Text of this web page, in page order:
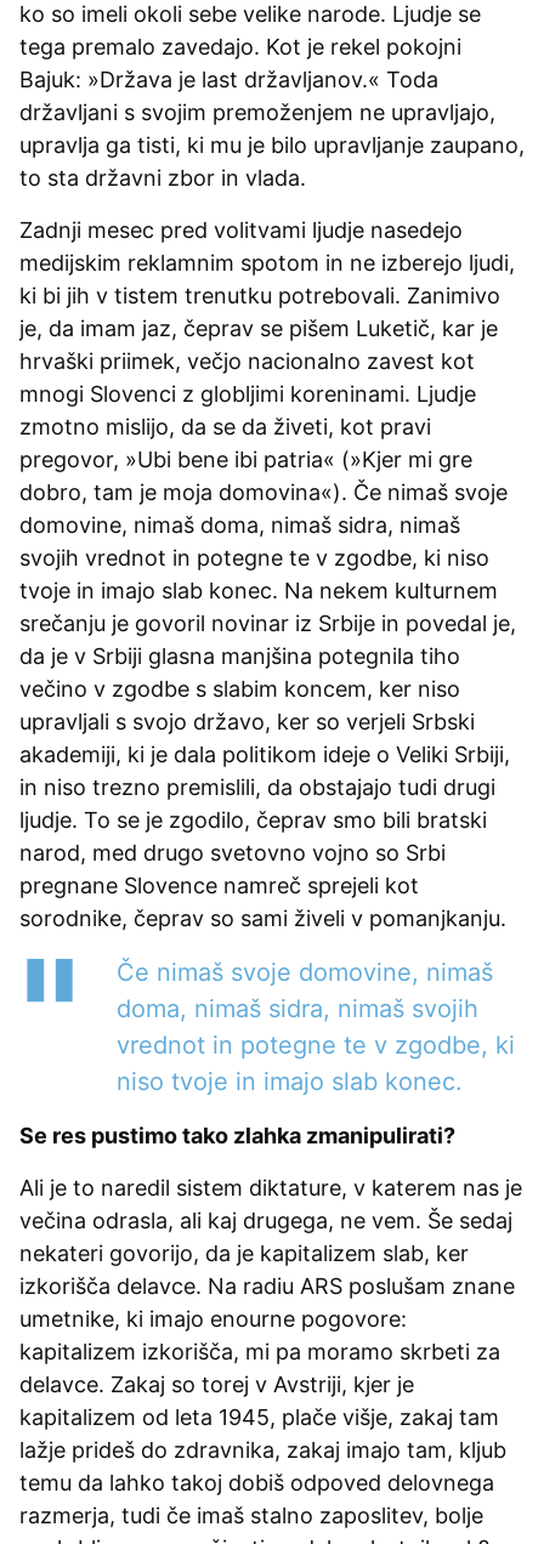
ko so imeli okoli sebe velike narode. Ljudje se
tega premalo zavedajo. Kot je rekel pokojni
Bajuk: »Država je last državljanov.« Toda
državljani s svojim premoženjem ne upravljajo,
upravlja ga tisti, ki mu je bilo upravljanje zaupano,
to sta državni zbor in vlada.
Zadnji mesec pred volitvami ljudje nasedejo
medijskim reklamnim spotom in ne izberejo ljudi,
ki bi jih v tistem trenutku potrebovali. Zanimivo
je, da imam jaz, čeprav se pišem Luketič, kar je
hrvaški priimek, večjo nacionalno zavest kot
mnogi Slovenci z globljimi koreninami. Ljudje
zmotno mislijo, da se da živeti, kot pravi
pregovor, »Ubi bene ibi patria« (»Kjer mi gre
dobro, tam je moja domovina«). Če nimaš svoje
domovine, nimaš doma, nimaš sidra, nimaš
svojih vrednot in potegne te v zgodbe, ki niso
tvoje in imajo slab konec. Na nekem kulturnem
srečanju je govoril novinar iz Srbije in povedal je,
da je v Srbiji glasna manjšina potegnila tiho
večino v zgodbe s slabim koncem, ker niso
upravljali s svojo državo, ker so verjeli Srbski
akademiji, ki je dala politikom ideje o Veliki Srbiji,
in niso trezno premislili, da obstajajo tudi drugi
ljudje. To se je zgodilo, čeprav smo bili bratski
narod, med drugo svetovno vojno so Srbi
pregnane Slovence namreč sprejeli kot
sorodnike, čeprav so sami živeli v pomanjkanju.
Če nimaš svoje domovine, nimaš
doma, nimaš sidra, nimaš svojih
vrednot in potegne te v zgodbe, ki
niso tvoje in imajo slab konec.
Se res pustimo tako zlahka zmanipulirati?
Ali je to naredil sistem diktature, v katerem nas je
večina odrasla, ali kaj drugega, ne vem. Še sedaj
nekateri govorijo, da je kapitalizem slab, ker
izkorišča delavce. Na radiu ARS poslušam znane
umetnike, ki imajo enourne pogovore:
kapitalizem izkorišča, mi pa moramo skrbeti za
delavce. Zakaj so torej v Avstriji, kjer je
kapitalizem od leta 1945, plače višje, zakaj tam
lažje prideš do zdravnika, zakaj imajo tam, kljub
temu da lahko takoj dobiš odpoved delovnega
razmerja, tudi če imaš stalno zaposlitev, bolje